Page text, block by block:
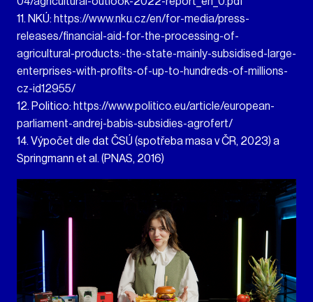
11. NKÚ: https://www.nku.cz/en/for-media/press-
releases/financial-aid-for-the-processing-of-
agricultural-products:-the-state-mainly-subsidised-large-
enterprises-with-profits-of-up-to-hundreds-of-millions-
cz-id12955/
12. Politico: https://www.politico.eu/article/european-
parliament-andrej-babis-subsidies-agrofert/
14. Výpočet dle dat ČSÚ (spotřeba masa v ČR, 2023) a
Springmann et al. (PNAS, 2016)